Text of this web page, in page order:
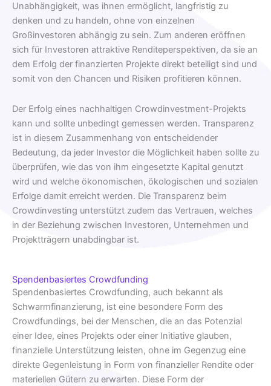
Unabhängigkeit, was ihnen ermöglicht, langfristig zu
denken und zu handeln, ohne von einzelnen
Großinvestoren abhängig zu sein. Zum anderen eröffnen
sich für Investoren attraktive Renditeperspektiven, da sie an
dem Erfolg der finanzierten Projekte direkt beteiligt sind und
somit von den Chancen und Risiken profitieren können.
Der Erfolg eines nachhaltigen Crowdinvestment-Projekts
kann und sollte unbedingt gemessen werden. Transparenz
ist in diesem Zusammenhang von entscheidender
Bedeutung, da jeder Investor die Möglichkeit haben sollte zu
überprüfen, wie das von ihm eingesetzte Kapital genutzt
wird und welche ökonomischen, ökologischen und sozialen
Erfolge damit erreicht werden. Die Transparenz beim
Crowdinvesting unterstützt zudem das Vertrauen, welches
in der Beziehung zwischen Investoren, Unternehmen und
Projektträgern unabdingbar ist.
Spendenbasiertes Crowdfunding
Spendenbasiertes Crowdfunding, auch bekannt als
Schwarmfinanzierung, ist eine besondere Form des
Crowdfundings, bei der Menschen, die an das Potenzial
einer Idee, eines Projekts oder einer Initiative glauben,
finanzielle Unterstützung leisten, ohne im Gegenzug eine
direkte Gegenleistung in Form von finanzieller Rendite oder
materiellen Gütern zu erwarten. Diese Form der